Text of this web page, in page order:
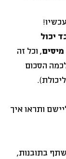
יכול
, וכל זה
לכמה הסכום
ותראו איך
בתובנות,